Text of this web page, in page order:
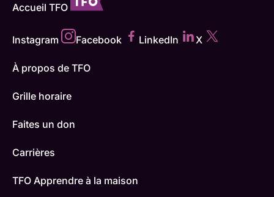
Accueil TFO
Instagram Facebook LinkedIn X
À propos de TFO
Grille horaire
Faites un don
Carrières
TFO Apprendre à la maison